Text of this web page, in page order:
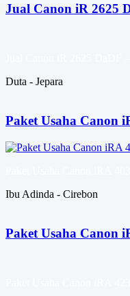
Jual Canon iR 2625
Duta - Jepara
Paket Usaha Canon
Ibu Adinda - Cirebon
Paket Usaha Canon